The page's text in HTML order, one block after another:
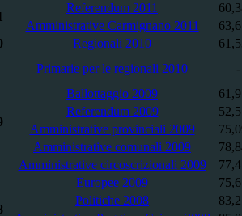
Referendum 2011
Amministrative Carmignano 2011
Regionali 2010
Primarie per le regionali 2010
-
Ballottaggio 2009
Referendum 2009
Amministrative provinciali 2009
Amministrative comunali 2009
Amministrative circoscrizionali 2009
Europee 2009
Politiche 2008